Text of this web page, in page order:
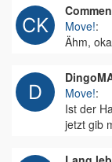
Move!:
Ähm,
Move!:
Ist der
jetzt gib